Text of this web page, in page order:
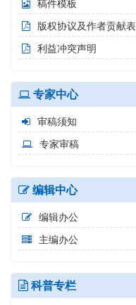
稿件模板
版权协议及作者贡献表
利益冲突声明
专家中心
审稿须知
专家审稿
编辑中心
编辑办公
主编办公
科普专栏